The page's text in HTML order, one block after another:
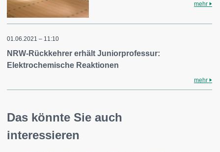
mehr
01.06.2021 – 11:10
NRW-Rückkehrer erhält Juniorprofessur:
Elektrochemische Reaktionen
mehr
Das könnte Sie auch
interessieren